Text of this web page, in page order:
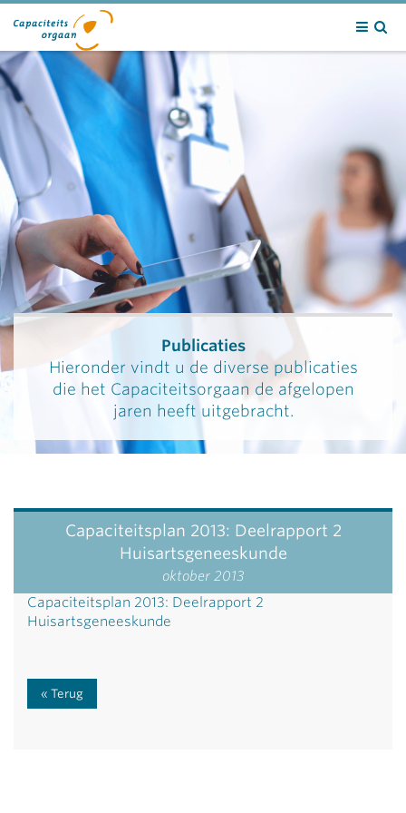
Publicaties
Hieronder vindt u de diverse publicaties
die het Capaciteitsorgaan de afgelopen
jaren heeft uitgebracht.
Capaciteitsplan 2013: Deelrapport 2
Huisartsgeneeskunde
oktober 2013
Capaciteitsplan 2013: Deelrapport 2
Huisartsgeneeskunde
Terug